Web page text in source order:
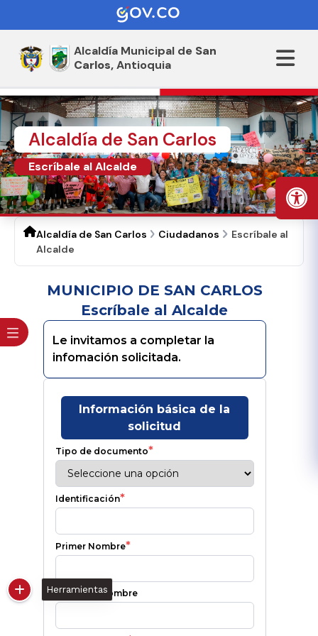
Alcaldía Municipal de San
Carlos,Antioquia
Alcaldía de San Carlos
Escríbale al Alcalde
Alcaldía de San Carlos Ciudadanos
Escríbale al
Alcalde
Herramientas